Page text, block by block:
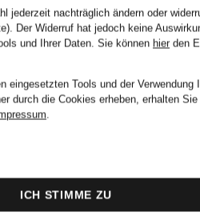
jederzeit nachträglich ändern oder
Der Widerruf hat jedoch keine
und Ihrer Daten. Sie können hier den
eingesetzten Tools und der Verwendung
durch die Cookies erheben, erhalten
.
ICH STIMME ZU